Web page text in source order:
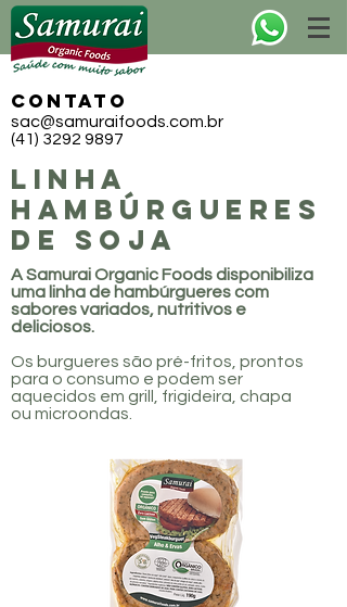
CONTATO
sac@samuraifoods.com.br
(41) 3292 9897
LINHA
hambúrgueres
de soja
A Samurai Organic Foods disponibiliza
uma linha de hambúrgueres com
sabores variados, nutritivos e
deliciosos.
Os burgueres são pré-fritos, prontos
para o consumo e podem ser
aquecidos em grill, frigideira, chapa
ou microondas.